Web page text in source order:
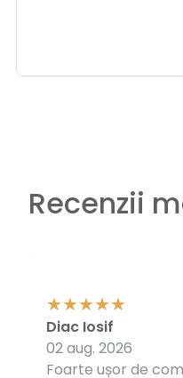
Recenzii
Foarte ușor de
Diac Iosif
02 aug. 2026